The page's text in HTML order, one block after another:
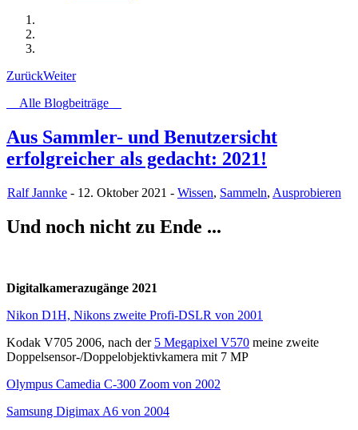
ZurückWeiter
Alle Blogbeiträge
Aus Sammler- und Benutzersicht
erfolgreicher als gedacht: 2021!
Ralf Jannke - 12. Oktober 2021 - Wissen, Sammeln, Ausprobieren
Und noch nicht zu Ende ...
Digitalkamerazugänge 2021
Nikon D1H, Nikons zweite Profi-DSLR von 2001
Kodak V705 2006, nach der 5 Megapixel V570 meine zweite
Doppelsensor-/Doppelobjektivkamera mit 7 MP
Olympus Camedia C-300 Zoom von 2002
Samsung Digimax A6 von 2004